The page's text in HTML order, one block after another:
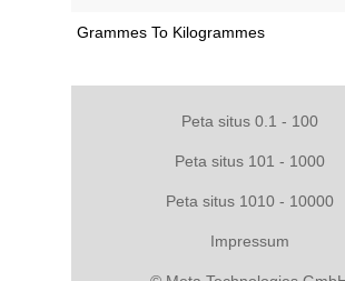
‎Grammes To Kilogrammes
Peta situs 0.1 - 100
Peta situs 101 - 1000
Peta situs 1010 - 10000
Impressum